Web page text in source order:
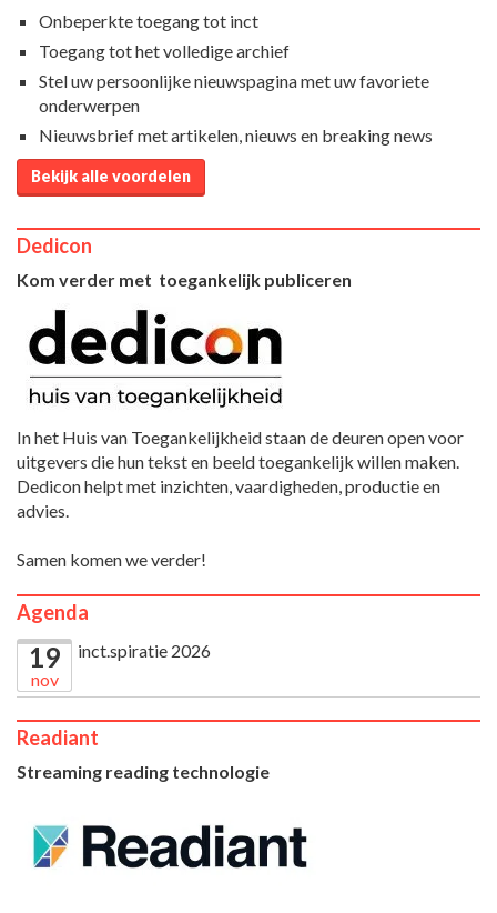
Onbeperkte toegang tot inct
Toegang tot het volledige archief
Stel uw persoonlijke nieuwspagina met uw favoriete
onderwerpen
Nieuwsbrief met artikelen, nieuws en breaking news
Bekijk alle voordelen
Dedicon
Kom verder met toegankelijk publiceren
In het Huis van Toegankelijkheid staan de deuren open voor
uitgevers die hun tekst en beeld toegankelijk willen maken.
Dedicon helpt met inzichten, vaardigheden, productie en
advies.
Samen komen we verder!
Agenda
19
nov
inct.spiratie 2026
Readiant
Streaming reading technologie